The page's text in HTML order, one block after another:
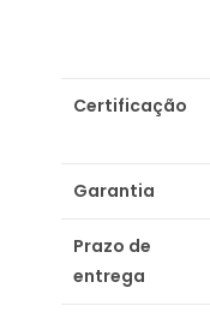
Certificação
Garantia
Prazo de
entrega